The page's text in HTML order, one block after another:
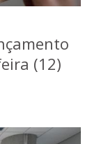
(12)